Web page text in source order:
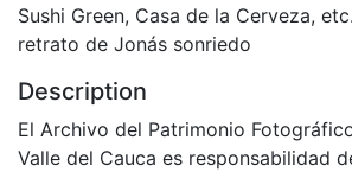
Sushi Green, Casa de la Cerveza,
retrato de Jonás sonriedo
Description
El Archivo del Patrimonio
Valle del Cauca es responsabilidad